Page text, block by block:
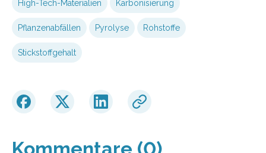
High-Tech-Materialien Karbonisierung
Pflanzenabfällen Pyrolyse Rohstoffe
Stickstoffgehalt
Kommentare (0)